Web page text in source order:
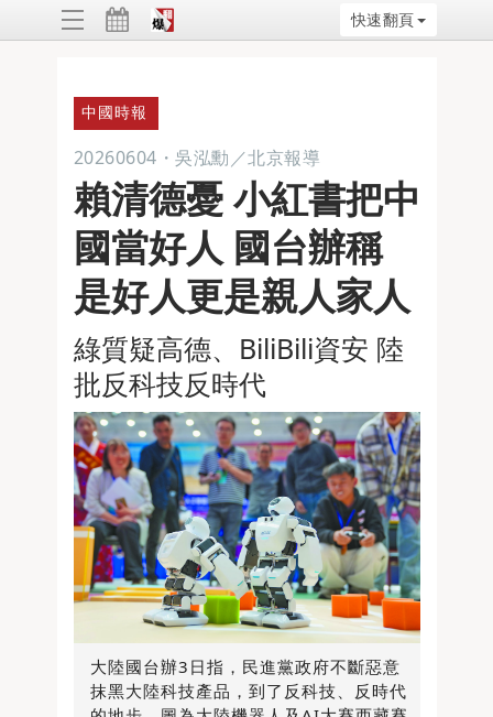
快速翻頁
中國時報
20260604 ・ 吳泓勳／北京報導
賴清德憂 小紅書把中
國當好人 國台辦稱
是好人更是親人家人
綠質疑高德、BiliBili資安 陸
批反科技反時代
大陸國台辦3日指，民進黨政府不斷惡意
抹黑大陸科技產品，到了反科技、反時代